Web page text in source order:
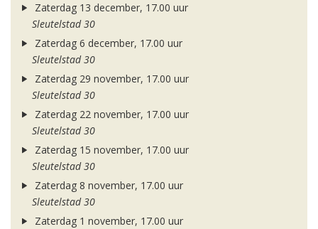
Zaterdag 13 december, 17.00 uur
Sleutelstad 30
Zaterdag 6 december, 17.00 uur
Sleutelstad 30
Zaterdag 29 november, 17.00 uur
Sleutelstad 30
Zaterdag 22 november, 17.00 uur
Sleutelstad 30
Zaterdag 15 november, 17.00 uur
Sleutelstad 30
Zaterdag 8 november, 17.00 uur
Sleutelstad 30
Zaterdag 1 november, 17.00 uur